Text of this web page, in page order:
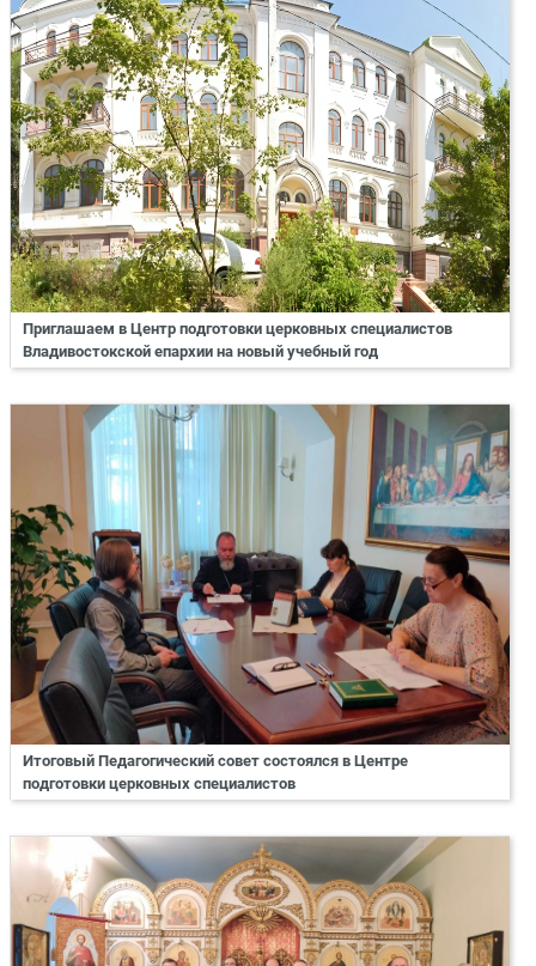
Приглашаем в Центр подготовки церковных специалистов
Владивостокской епархии на новый учебный год
Итоговый Педагогический совет состоялся в Центре
подготовки церковных специалистов